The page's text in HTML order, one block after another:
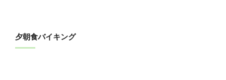
夕朝食バイキング